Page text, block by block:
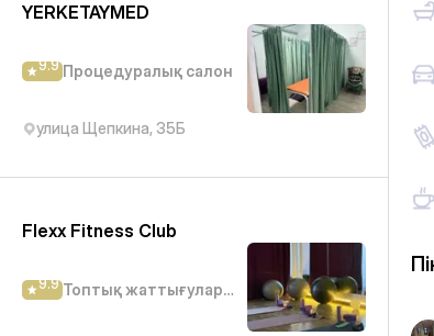
YERKETAYMED
9.9 Процедуралық салон
улица Щепкина, 35Б
Flexx Fitness Club
9.9 Топтық жаттығулар студиясы